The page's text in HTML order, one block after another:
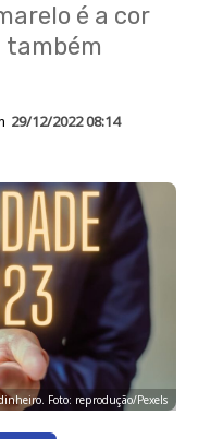
é a cor
também
29/12/2022 08:14
Foto: reprodução/Pexels